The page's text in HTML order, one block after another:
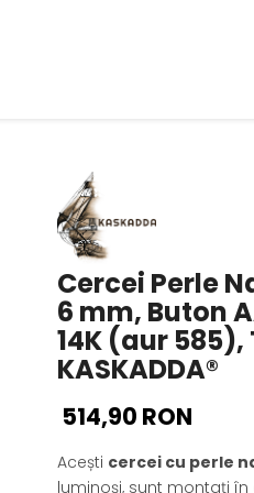
Cercei Perle
6 mm, Buton
14K (aur 585),
KASKADDA®
514,90 RON
Acești cercei cu perle
luminoși, sunt montați în